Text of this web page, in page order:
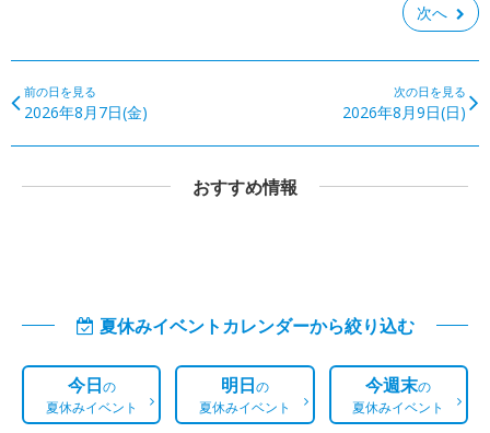
次へ
前の日を見る
2026年8月7日(金)
次の日を見る
2026年8月9日(日)
おすすめ情報
夏休みイベントカレンダーから絞り込む
今日の
夏休みイベント
明日の
夏休みイベント
今週末の
夏休みイベント